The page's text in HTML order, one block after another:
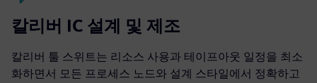
칼리버 IC 설계 및 제조
칼리버 툴 스위트는 리소스 사용과 테이프아웃 일정을 최소
화하면서 모든 프로세스 노드와 설계 스타일에서 정확하고